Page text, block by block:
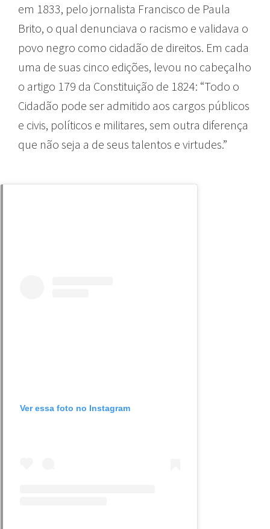
em 1833, pelo jornalista Francisco de Paula
Brito, o qual denunciava o racismo e validava o
povo negro como cidadão de direitos. Em cada
uma de suas cinco edições, levou no cabeçalho
o artigo 179 da Constituição de 1824: “Todo o
Cidadão pode ser admitido aos cargos públicos
e civis, políticos e militares, sem outra diferença
que não seja a de seus talentos e virtudes.”
Ver essa foto no Instagram